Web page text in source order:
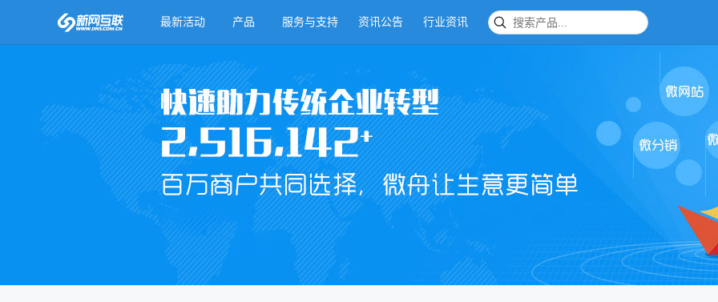
最新活动 产品 服务与支持 资讯公告 行业资讯